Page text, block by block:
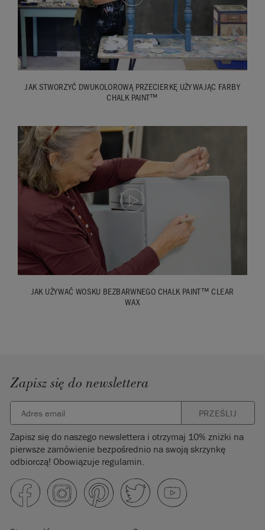
cotton cloth. Needs to be lint-free as they say, and then I’m
going to wipe over. So take the excess off.
So that’s it! All very very simple: paint, wax, done!
JAK STWORZYĆ DWUKOLOROWĄ PRZECIERKĘ UŻYWAJĄC FARBY
CHALK PAINT™
JAK UŻYWAĆ WOSKU BEZBARWNEGO CHALK PAINT™ CLEAR
WAX
Zapisz się do newslettera
PRZEŚLIJ
Zapisz się do naszego newslettera i otrzymaj 10% zniżki na
pierwsze zamówienie bezpośrednio na swoją skrzynkę
odbiorczą! Obowiązuje regulamin.